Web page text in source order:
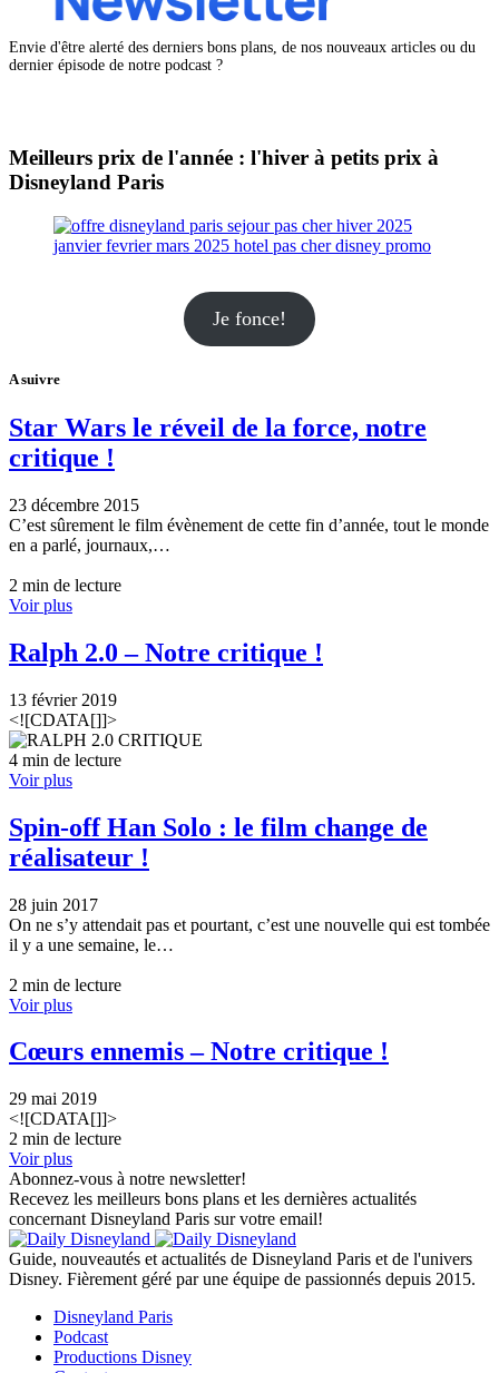
Envie d'être alerté des derniers bons plans, de nos nouveaux articles ou du
dernier épisode de notre podcast ?
Meilleurs prix de l'année : l'hiver à petits prix à
Disneyland Paris
Je fonce!
A suivre
Star Wars le réveil de la force, notre
critique !
23 décembre 2015
C’est sûrement le film évènement de cette fin d’année, tout le monde
en a parlé, journaux,…
2 min de lecture
Voir plus
Ralph 2.0 – Notre critique !
13 février 2019
<![CDATA[]]>
4 min de lecture
Voir plus
Spin-off Han Solo : le film change de
réalisateur !
28 juin 2017
On ne s’y attendait pas et pourtant, c’est une nouvelle qui est tombée
il y a une semaine, le…
2 min de lecture
Voir plus
Cœurs ennemis – Notre critique !
29 mai 2019
<![CDATA[]]>
2 min de lecture
Voir plus
Abonnez-vous à notre newsletter!
Recevez les meilleurs bons plans et les dernières actualités
concernant Disneyland Paris sur votre email!
Guide, nouveautés et actualités de Disneyland Paris et de l'univers
Disney. Fièrement géré par une équipe de passionnés depuis 2015.
Disneyland Paris
Podcast
Productions Disney